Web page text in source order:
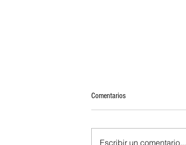
Comentarios
Escribir un comentario...